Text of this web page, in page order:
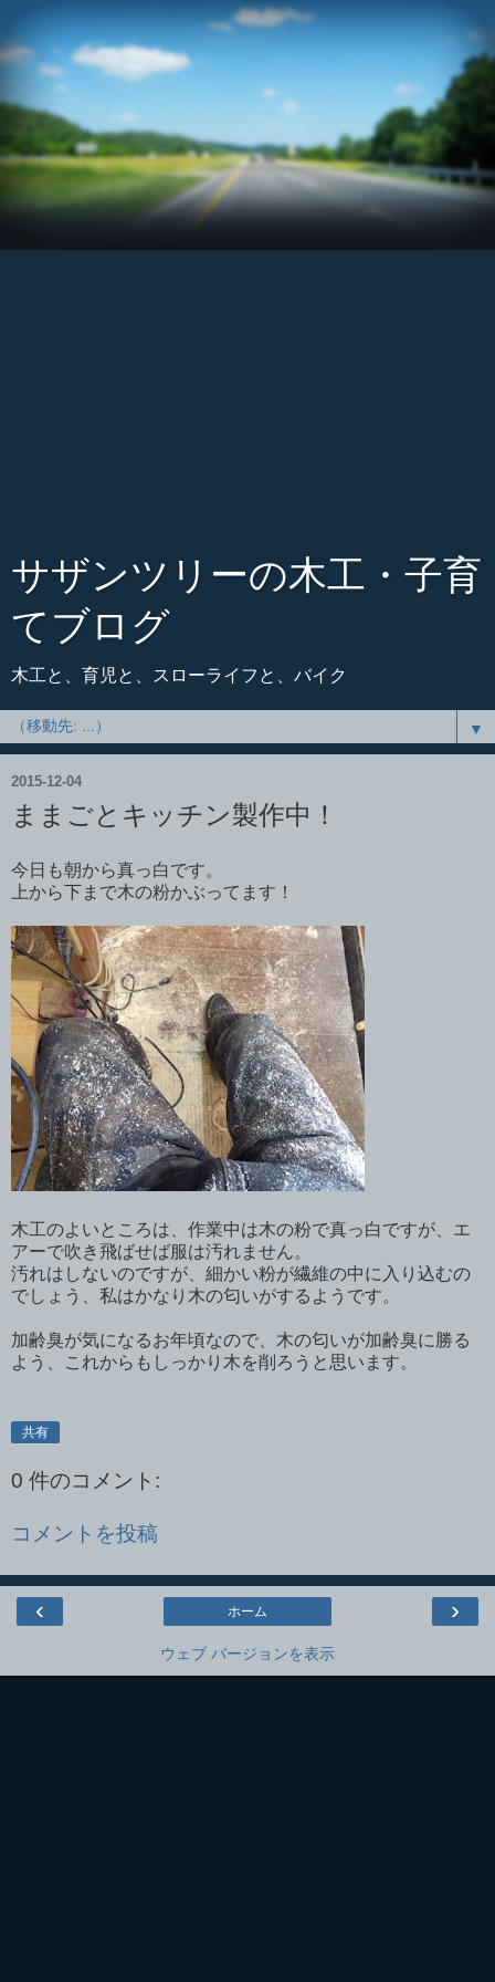
サザンツリーの木工・子育
てブログ
木工と、育児と、スローライフと、バイク
▼
2015-12-04
ままごとキッチン製作中！
今日も朝から真っ白です。
上から下まで木の粉かぶってます！
木工のよいところは、作業中は木の粉で真っ白ですが、エ
アーで吹き飛ばせば服は汚れません。
汚れはしないのですが、細かい粉が繊維の中に入り込むの
でしょう、私はかなり木の匂いがするようです。
加齢臭が気になるお年頃なので、木の匂いが加齢臭に勝る
よう、これからもしっかり木を削ろうと思います。
共有
0 件のコメント:
コメントを投稿
‹ ›
ホーム
ウェブ バージョンを表示